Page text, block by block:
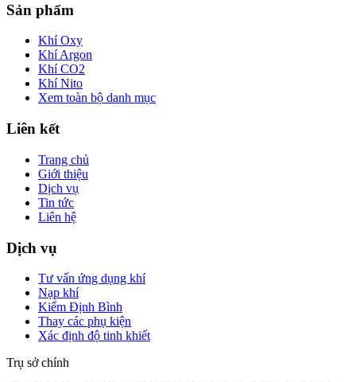
Sản phẩm
Khí Oxy
Khí Argon
Khí CO2
Khí Nito
Xem toàn bộ danh mục
Liên kết
Trang chủ
Giới thiệu
Dịch vụ
Tin tức
Liên hệ
Dịch vụ
Tư vấn ứng dụng khí
Nạp khí
Kiểm Định Bình
Thay các phụ kiện
Xác định độ tinh khiết
Trụ sở chính